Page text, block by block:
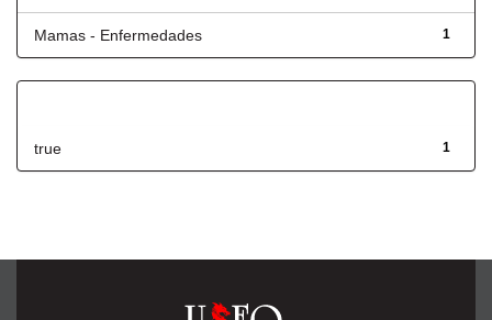
1
Mamas - Enfermedades
1
true